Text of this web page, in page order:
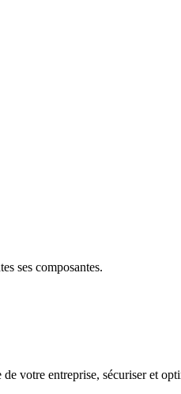
ses composantes.
votre entreprise, sécuriser et